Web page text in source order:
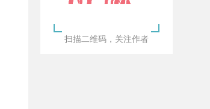
扫描二维码，关注作者